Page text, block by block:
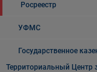
Росреестр
УФМС
Государственное
Территориальный Центр